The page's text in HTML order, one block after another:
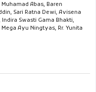
Abas, Baren
Sari Ratna Dewi, Avisena
Swasti Gama Bhakti,
Ayu Ningtyas, Rr. Yunita